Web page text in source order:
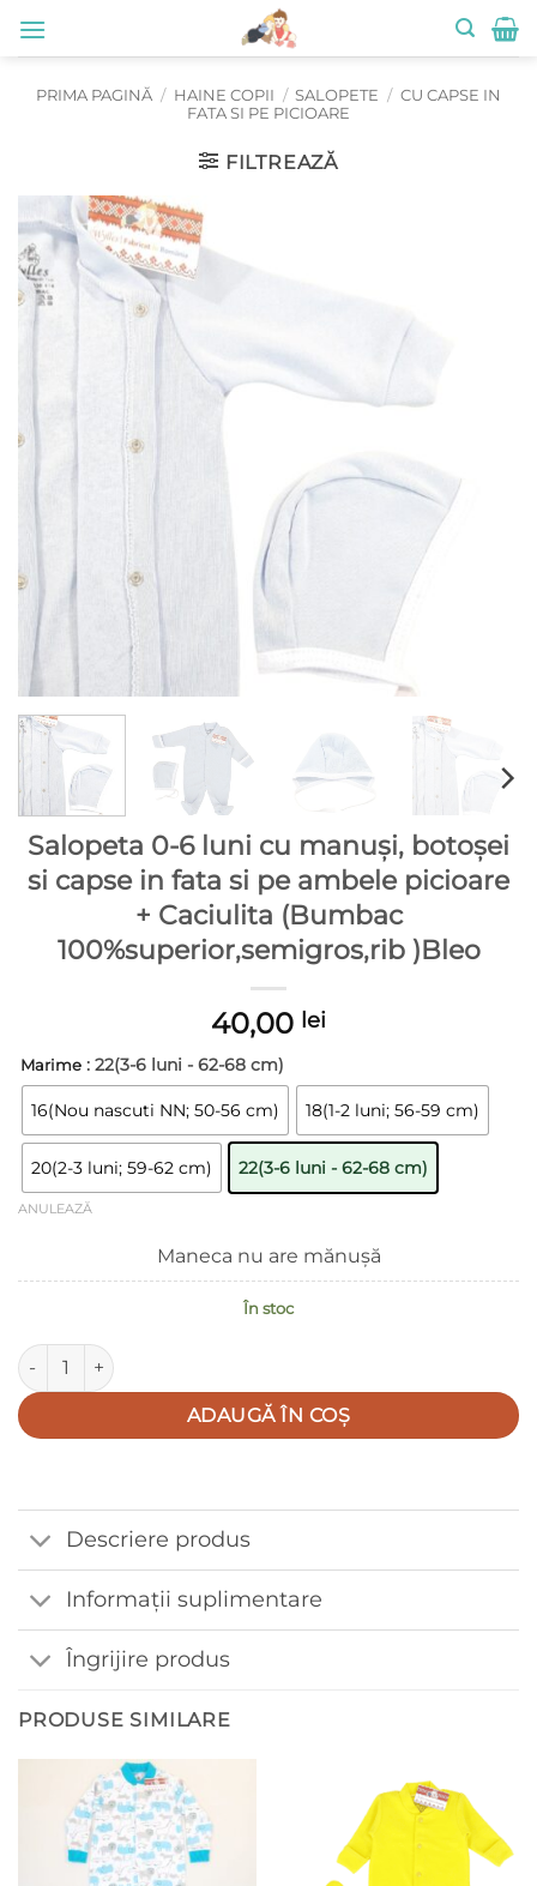
PRIMA PAGINĂ / HAINE COPII / SALOPETE / CU CAPSE IN
FATA SI PE PICIOARE
FILTREAZĂ
Salopeta 0-6 luni cu manuși, botoșei
si capse in fata si pe ambele picioare
+ Caciulita (Bumbac
100%superior,semigros,rib )Bleo
40,00 lei
Marime : 22(3-6 luni - 62-68 cm)
16(Nou nascuti NN; 50-56 cm) 18(1-2 luni; 56-59 cm)
20(2-3 luni; 59-62 cm) 22(3-6 luni - 62-68 cm)
ANULEAZĂ
Maneca nu are mănușă
În stoc
Cantitate Salopeta 0-6 luni cu manuși, botoșei si capse in
ADAUGĂ ÎN COȘ
Descriere produs
Informații suplimentare
Îngrijire produs
PRODUSE SIMILARE